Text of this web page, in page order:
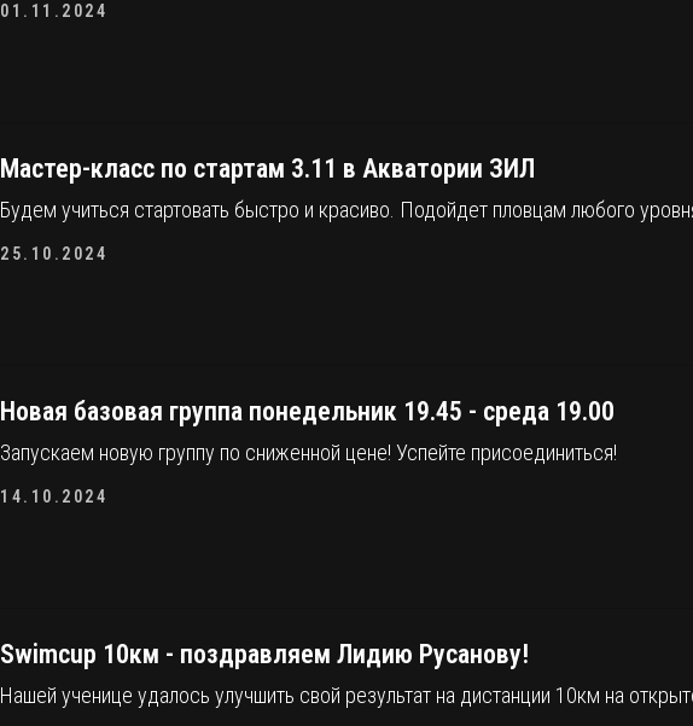
01.11.2024
Мастер-класс по стартам 3.11 в Акватории ЗИЛ
Будем учиться стартовать быстро и красиво. Подойдет пловцам любого
25.10.2024
Новая базовая группа понедельник 19.45 - среда 19.00
Запускаем новую группу по сниженной цене! Успейте присоединиться!
14.10.2024
Swimcup 10км - поздравляем Лидию Русанову!
Нашей ученице удалось улучшить свой результат на дистанции 10км на